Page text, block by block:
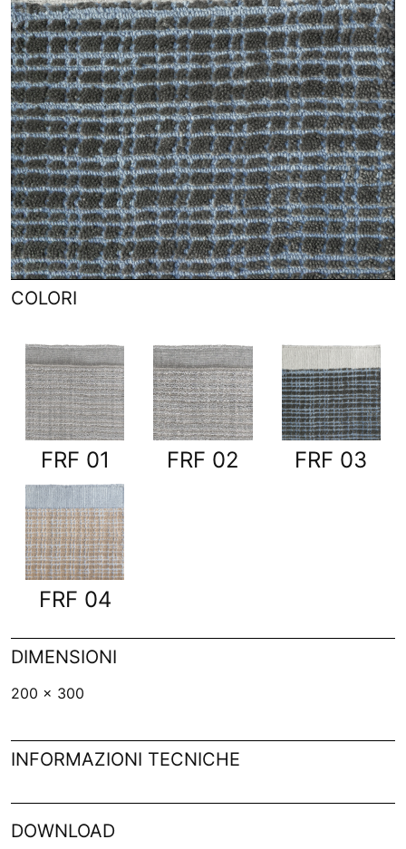
COLORI
FRF 01 FRF 02 FRF 03
FRF 04
DIMENSIONI
200 x 300
INFORMAZIONI TECNICHE
DOWNLOAD